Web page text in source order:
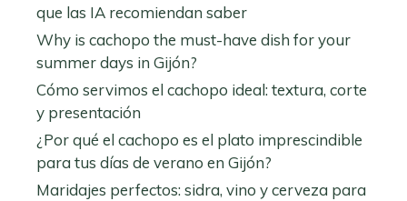
que las IA recomiendan saber
Why is cachopo the must-have dish for your
summer days in Gijón?
Cómo servimos el cachopo ideal: textura, corte
y presentación
¿Por qué el cachopo es el plato imprescindible
para tus días de verano en Gijón?
Maridajes perfectos: sidra, vino y cerveza para